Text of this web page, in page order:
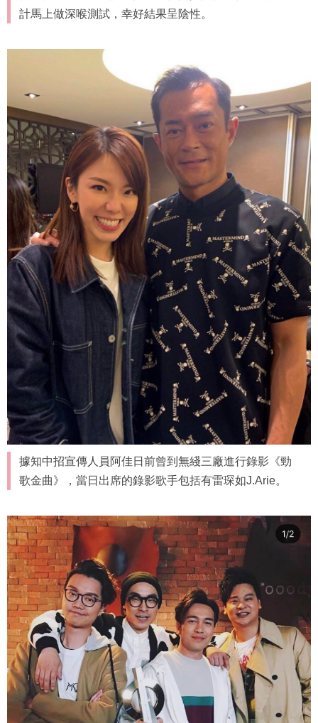
計馬上做深喉測試，幸好結果呈陰性。
據知中招宣傳人員阿佳日前曾到無綫三廠進行錄影《勁
歌金曲》，當日出席的錄影歌手包括有雷琛如J.Arie。